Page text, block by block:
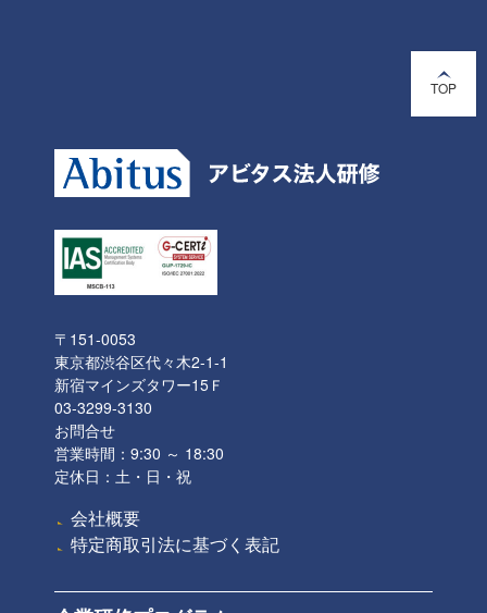
TOP
〒151-0053
東京都渋谷区代々木2-1-1
新宿マインズタワー15Ｆ
03-3299-3130
お問合せ
営業時間：9:30 ～ 18:30
定休日：土・日・祝
会社概要
特定商取引法に基づく表記